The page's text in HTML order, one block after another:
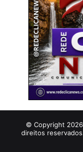
© Copyright
direitos